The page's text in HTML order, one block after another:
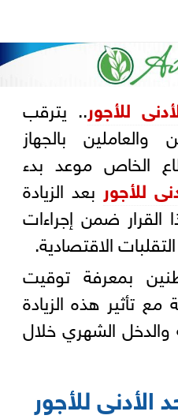
للأجور.. يترقب
بالجهاز
الخاص موعد بدء
للأجور بعد الزيادة
القرار ضمن إجراءات
الاقتصادية.
بمعرفة توقيت
تأثير هذه الزيادة
الشهري خلال
للأجور